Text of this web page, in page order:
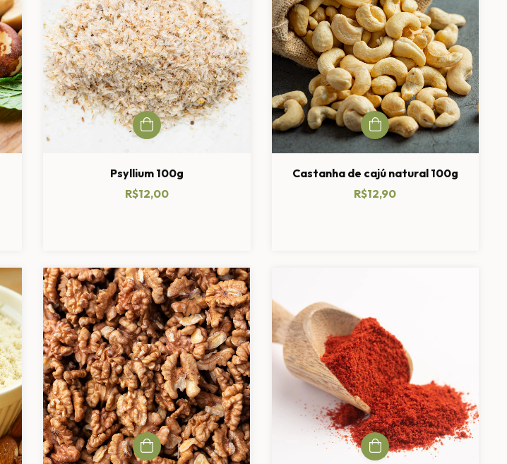
Psyllium 100g
R$12,00
Castanha de cajú natural 100g
R$12,90